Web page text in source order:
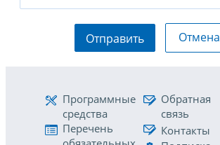
Отправить Отмена
Программные
средства
Перечень
Обратная
связь
Контакты